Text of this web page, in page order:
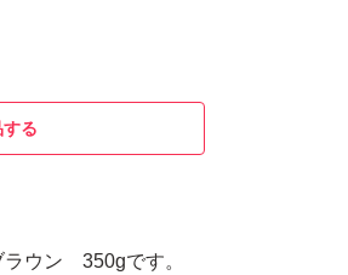
る
ウン 350gです。